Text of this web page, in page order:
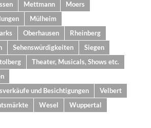
Mettmann
Moers
Mülheim
Oberhausen
Rheinberg
Sehenswürdigkeiten
Siegen
Theater, Musicals, Shows etc.
und Besichtigungen
Velbert
Wesel Wuppertal